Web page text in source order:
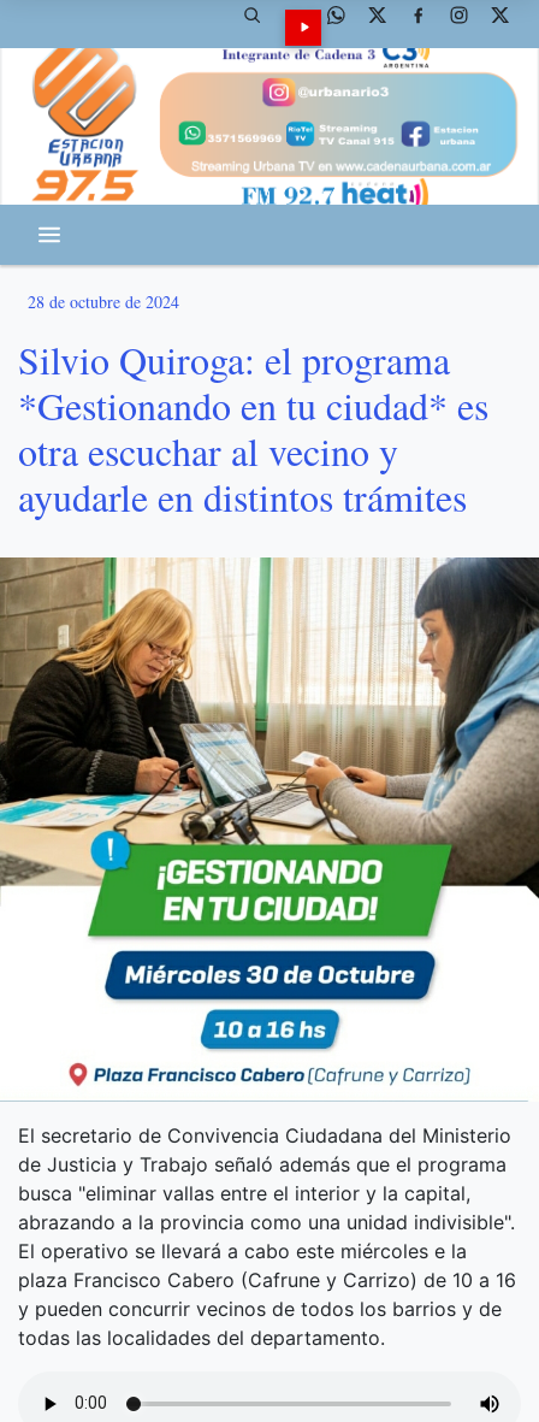
28 de octubre de 2024
Silvio Quiroga: el programa
*Gestionando en tu ciudad* es
otra escuchar al vecino y
ayudarle en distintos trámites
El secretario de Convivencia Ciudadana del Ministerio
de Justicia y Trabajo señaló además que el programa
busca "eliminar vallas entre el interior y la capital,
abrazando a la provincia como una unidad indivisible".
El operativo se llevará a cabo este miércoles e la
plaza Francisco Cabero (Cafrune y Carrizo) de 10 a 16
y pueden concurrir vecinos de todos los barrios y de
todas las localidades del departamento.